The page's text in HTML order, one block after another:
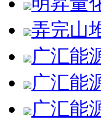
弄完山
广汇能
广汇能
广汇能